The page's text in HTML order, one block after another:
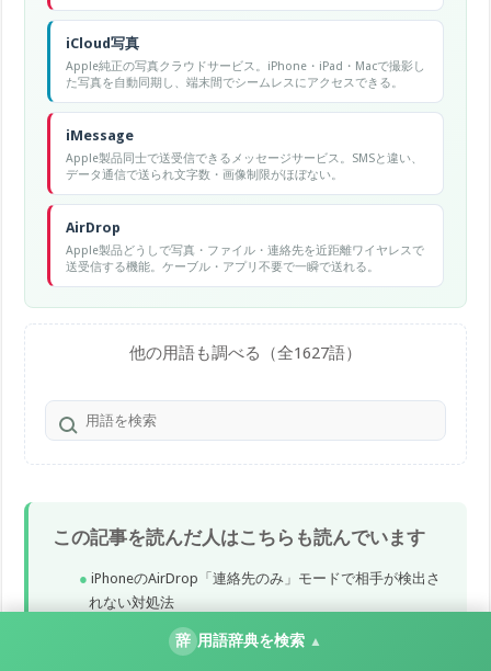
iCloud写真
Apple純正の写真クラウドサービス。iPhone・iPad・Macで撮影し
た写真を自動同期し、端末間でシームレスにアクセスできる。
iMessage
Apple製品同士で送受信できるメッセージサービス。SMSと違い、
データ通信で送られ文字数・画像制限がほぼない。
AirDrop
Apple製品どうしで写真・ファイル・連絡先を近距離ワイヤレスで
送受信する機能。ケーブル・アプリ不要で一瞬で送れる。
他の用語も調べる（全1627語）
この記事を読んだ人はこちらも読んでいます
iPhoneのAirDrop「連絡先のみ」モードで相手が検出さ
れない対処法
iPhoneが夜間に充電しているのにバッテリーが減る・
消耗する時の対処法
辞 用語辞典を検索 ▲